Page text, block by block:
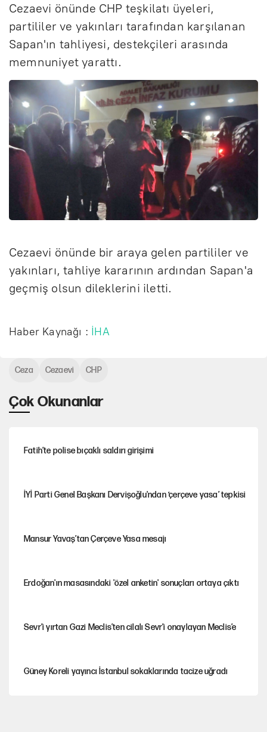
Cezaevi önünde CHP teşkilatı üyeleri,
partililer ve yakınları tarafından karşılanan
Sapan'ın tahliyesi, destekçileri arasında
memnuniyet yarattı.
Cezaevi önünde bir araya gelen partililer ve
yakınları, tahliye kararının ardından Sapan'a
geçmiş olsun dileklerini iletti.
Haber Kaynağı : İHA
Çok Okunanlar
Fatih’te polise bıçaklı saldırı girişimi
İYİ Parti Genel Başkanı Dervişoğlu'ndan ‘çerçeve yasa’ tepkisi
Mansur Yavaş’tan Çerçeve Yasa mesajı
Erdoğan'ın masasındaki 'özel anketin' sonuçları ortaya çıktı
Sevr’i yırtan Gazi Meclis’ten cilalı Sevr’i onaylayan Meclis’e
Güney Koreli yayıncı İstanbul sokaklarında tacize uğradı
Ceza Cezaevi CHP